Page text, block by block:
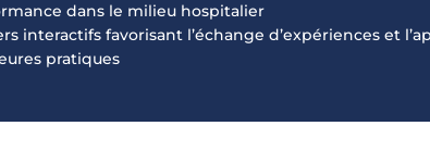
dans le milieu hospitalier
interactifs favorisant l’échange d’expériences et
pratiques